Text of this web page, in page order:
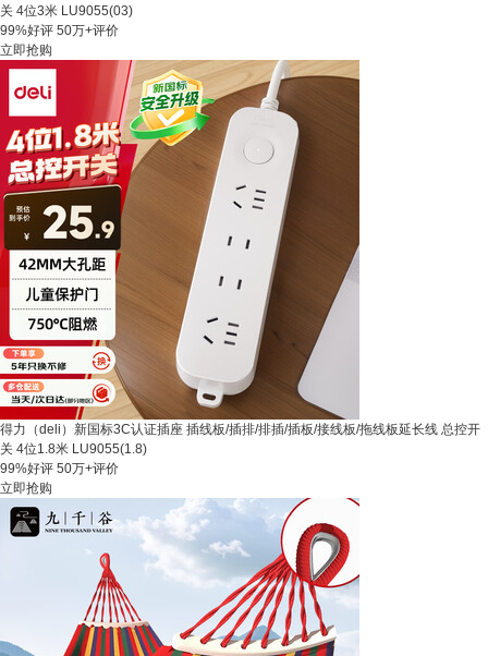
关 4位3米 LU9055(03)
99%好评 50万+评价
立即抢购
得力（deli）新国标3C认证插座 插线板/插排/排插/插板/接线板/拖线板延长线 总控开
关 4位1.8米 LU9055(1.8)
99%好评 50万+评价
立即抢购